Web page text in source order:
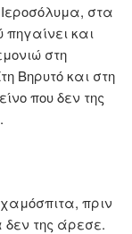
στα
πηγαίνει και
στη
Βηρυτό και στη
που δεν της
πριν
δεν της άρεσε.